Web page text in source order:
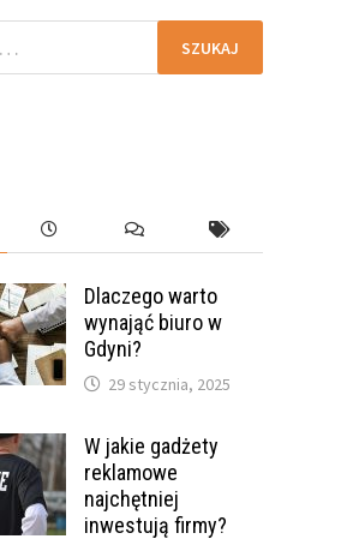
Dlaczego warto
wynająć biuro w
Gdyni?
29 stycznia, 2025
W jakie gadżety
reklamowe
najchętniej
inwestują firmy?